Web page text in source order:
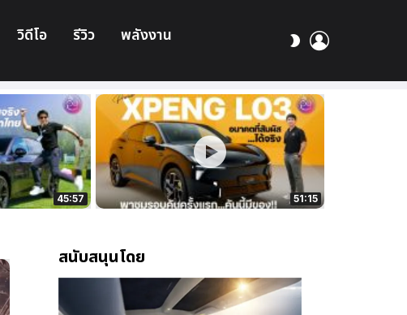
วิดีโอ รีวิว พลังงาน
สลับ
45:57 51:15
สนับสนุนโดย